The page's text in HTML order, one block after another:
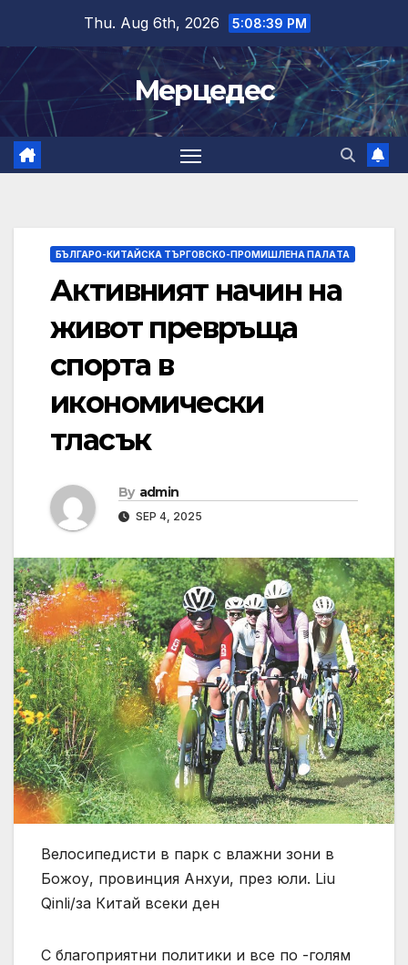
content
Thu. Aug 6th, 2026 5:08:40 PM
Мерцедес
БЪЛГАРО-КИТАЙСКА ТЪРГОВСКО-ПРОМИШЛЕНА ПАЛAТА
Активният начин на
живот превръща
спорта в
икономически
тласък
By admin
SEP 4, 2025
Велосипедисти в парк с влажни зони в
Божоу, провинция Анхуи, през юли. Liu
Qinli/за Китай всеки ден
С благоприятни политики и все по -голям